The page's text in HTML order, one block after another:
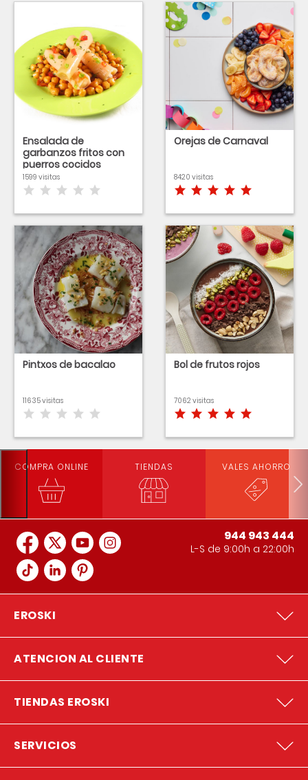
Ensalada de
garbanzos fritos con
puerros cocidos
1599 visitas
Orejas de Carnaval
8420 visitas
Pintxos de bacalao
11635 visitas
Bol de frutos rojos
7062 visitas
COMPRA ONLINE TIENDAS VALES AHORRO
944 943 444
L-S de 9:00h a 22:00h
EROSKI
ATENCION AL CLIENTE
TIENDAS EROSKI
SERVICIOS